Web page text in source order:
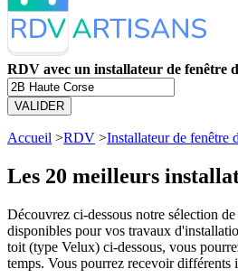
RDV avec un installateur de fenêtre
VALIDER
Accueil >RDV >Installateur de fenêtre
Les 20 meilleurs
Découvrez ci-dessous notre sélection de
disponibles pour vos travaux
toit (type Velux) ci-dessous, vous
temps. Vous pourrez recevoir différents